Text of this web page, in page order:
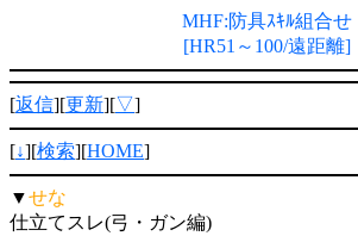
MHF:防具ｽｷﾙ組合せ
[HR51～100/遠距離]
[返信][更新][▽]
[↓][検索][HOME]
▼せな
仕立てスレ(弓・ガン編)